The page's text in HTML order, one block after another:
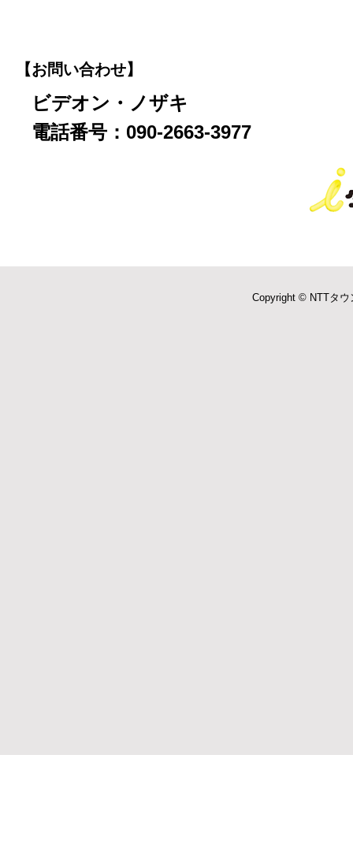
【お問い合わせ】
ビデオン・ノザキ
電話番号：090-2663-3977
Copyright © NTTタウ